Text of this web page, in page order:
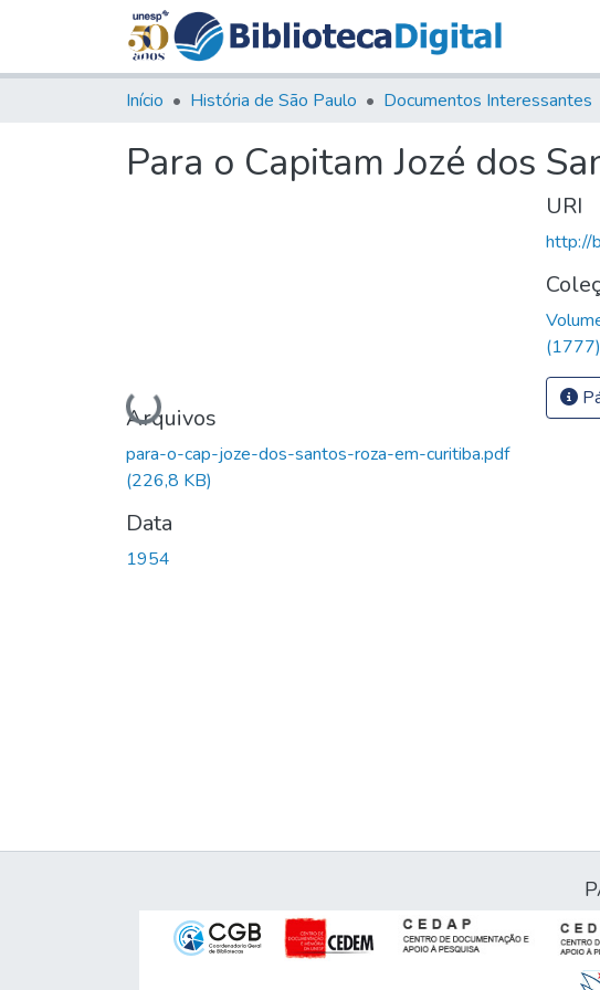
Início História de São Paulo Documentos Interessantes
Para o Capitam Jozé dos
Carregando...
Arquivos
para-o-cap-joze-dos-santos-roza-em-curitiba.pdf
(226,8 KB)
Data
1954
URI
http://
(1777)